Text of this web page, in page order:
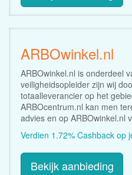
ARBOwinkel.nl
ARBOwinkel.nl is onderdeel
veiligheidsopleider zijn wij
totaalleverancier op het
ARBOcentrum.nl kan men
advies en op ARBOwinkel.nl
Verdien 1.72% Cashback op
Bekijk aanbieding